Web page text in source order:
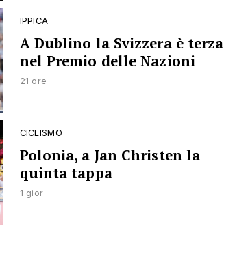
IPPICA
A Dublino la Svizzera è terza
nel Premio delle Nazioni
21 ore
CICLISMO
Polonia, a Jan Christen la
quinta tappa
1 gior